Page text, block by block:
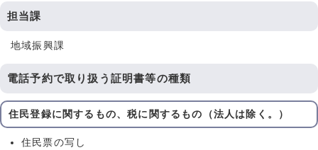
担当課
地域振興課
電話予約で取り扱う証明書等の種類
住民登録に関するもの、税に関するもの（法人は除く。）
住民票の写し